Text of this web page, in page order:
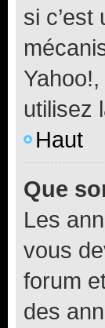
si
utilisez
Haut
Que
Les
vous
forum
des